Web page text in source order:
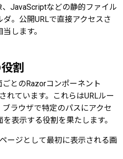
、JavaScriptなどの静的ファイル
。公開URLで直接アクセスさ
します。
割
とのRazorコンポーネント
れています。これらはURLルー
ラウザで特定のパスにアクセ
表示する役割を果たします。
ージとして最初に表示される画